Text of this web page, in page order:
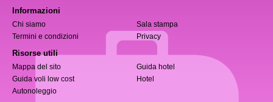
Informazioni
Chi siamo
Sala stampa
Termini e condizioni
Privacy
Risorse utili
Mappa del sito
Guida hotel
Guida voli low cost
Hotel
Autonoleggio